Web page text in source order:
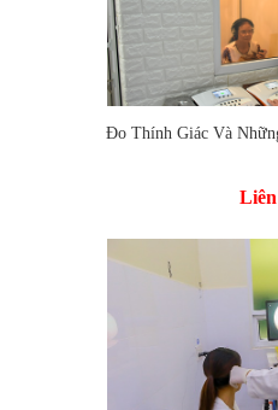
Đo Thính Giác Và